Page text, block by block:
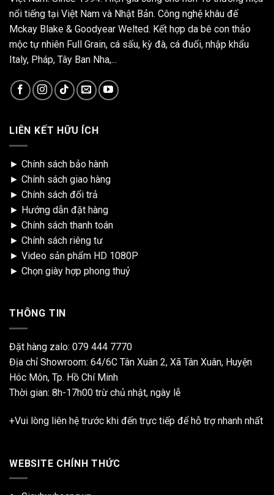
nổi tiếng tại Việt Nam và Nhật Bản. Công nghệ khâu đế
Mckay Blake & Goodyear Welted. Kết hợp da bê con thảo
mộc tự nhiên Full Grain, cá sấu, kỳ đà, cá đuối, nhập khẩu
Italy, Pháp, Tây Ban Nha,...
LIÊN KẾT HỮU ÍCH
► Chính sách bảo hành
► Chính sách giao hàng
► Chính sách đổi trả
► Hướng dẫn đặt hàng
► Chính sách thanh toán
► Chính sách riêng tư
► Video sản phẩm HD 1080P
► Chọn giày hợp phong thuỷ
THÔNG TIN
Đặt hàng zalo: 079 444 7770
Địa chỉ Showroom: 64/6C Tân Xuân 2, Xã Tân Xuân, Huyện
Hóc Môn, Tp. Hồ Chí Minh
Thời gian: 8h-17h00 trừ chủ nhật, ngày lễ
+Vui lòng liên hệ trước khi đến trực tiếp để hỗ trợ nhanh nhất
WEBSITE CHÍNH THỨC